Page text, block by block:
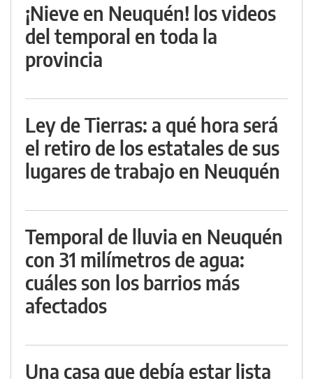
¡Nieve en Neuquén! los videos
del temporal en toda la
provincia
Ley de Tierras: a qué hora será
el retiro de los estatales de sus
lugares de trabajo en Neuquén
Temporal de lluvia en Neuquén
con 31 milímetros de agua:
cuáles son los barrios más
afectados
Una casa que debía estar lista